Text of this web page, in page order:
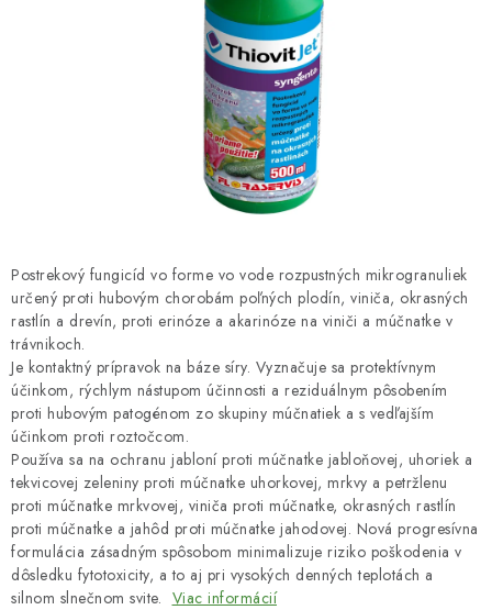
Kontakty
Obchodné podmienky
Podmienky ochrany osobných údajov
Postrekový fungicíd vo forme vo vode rozpustných mikrogranuliek
určený proti hubovým chorobám poľných plodín, viniča, okrasných
rastlín a drevín, proti erinóze a akarinóze na viniči a múčnatke v
trávnikoch.
Je kontaktný prípravok na báze síry. Vyznačuje sa protektívnym
účinkom, rýchlym nástupom účinnosti a reziduálnym pôsobením
proti hubovým patogénom zo skupiny múčnatiek a s vedľajším
účinkom proti roztočcom.
Používa sa na ochranu jabloní proti múčnatke jabloňovej, uhoriek a
tekvicovej zeleniny proti múčnatke uhorkovej, mrkvy a petržlenu
proti múčnatke mrkvovej, viniča proti múčnatke, okrasných rastlín
proti múčnatke a jahôd proti múčnatke jahodovej. Nová progresívna
formulácia zásadným spôsobom minimalizuje riziko poškodenia v
dôsledku fytotoxicity, a to aj pri vysokých denných teplotách a
silnom slnečnom svite. Viac informácií